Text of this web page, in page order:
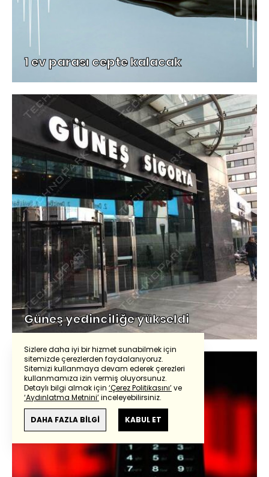
1 ev parası cepte kalacak
Güneş yedinciliğe yükseldi
Sizlere daha iyi bir hizmet sunabilmek için
sitemizde çerezlerden faydalanıyoruz.
Sitemizi kullanmaya devam ederek çerezleri
kullanmamıza izin vermiş oluyorsunuz.
Detaylı bilgi almak için ‘Çerez Politikasını’ve
‘Aydınlatma Metnini’inceleyebilirsiniz.
DAHA FAZLA BİLGİ KABUL ET